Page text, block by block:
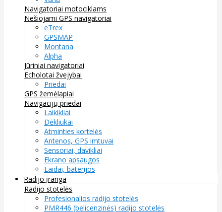
Navigatoriai motociklams
Nešiojami GPS navigatoriai
eTrex
GPSMAP
Montana
Alpha
Jūriniai navigatoriai
Echolotai žvejybai
Priedai
GPS žemėlapiai
Navigacijų priedai
Laikikliai
Dėkliukai
Atminties kortelės
Antenos, GPS imtuvai
Sensoriai, davikliai
Ekrano apsaugos
Laidai, baterijos
Radijo įranga
Radijo stotelės
Profesionalios radijo stotelės
PMR446 (belicenzinės) radijo stotelės